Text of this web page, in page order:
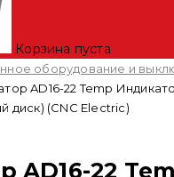
Корзина пуста
оборудование и
AD16-22 Temp
диск) (CNC Electric)
AD16-22